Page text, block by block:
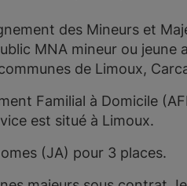
des Mineurs et
MNA mineur ou
de Limoux,
Familial à Domicile
est situé à Limoux.
(JA) pour 3 places.